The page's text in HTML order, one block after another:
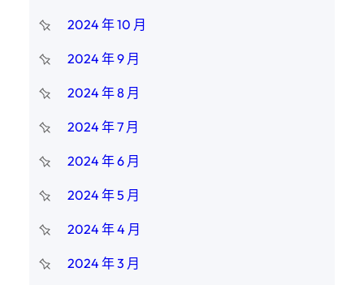
2024 年 10 月
2024 年 9 月
2024 年 8 月
2024 年 7 月
2024 年 6 月
2024 年 5 月
2024 年 4 月
2024 年 3 月